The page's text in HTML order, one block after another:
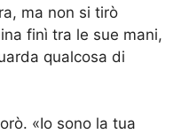
ma non si tirò
finì tra le sue mani,
qualcosa di
«Io sono la tua